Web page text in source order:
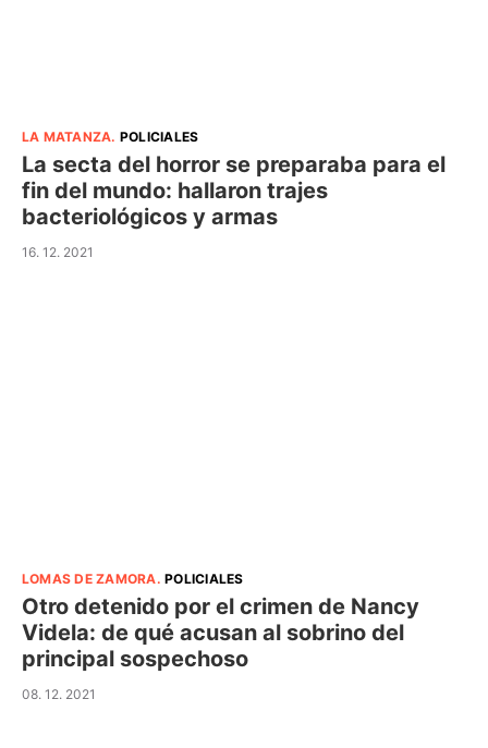
LA MATANZA. POLICIALES
La secta del horror se preparaba para el
fin del mundo: hallaron trajes
bacteriológicos y armas
16. 12. 2021
LOMAS DE ZAMORA.POLICIALES
Otro detenido por el crimen de Nancy
Videla: de qué acusan al sobrino del
principal sospechoso
08. 12. 2021